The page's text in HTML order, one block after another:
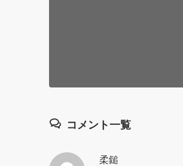
コメント一覧
柔鎚